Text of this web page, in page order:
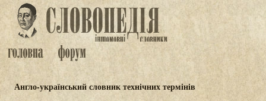
Англо-український словник технічних термінів